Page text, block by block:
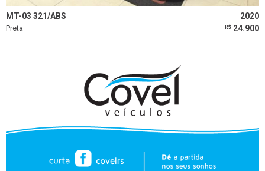
MT-03 321/ABS 2020
Preta R$ 24.900